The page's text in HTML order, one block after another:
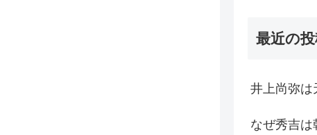
最近の
井上尚弥は
なぜ秀吉は